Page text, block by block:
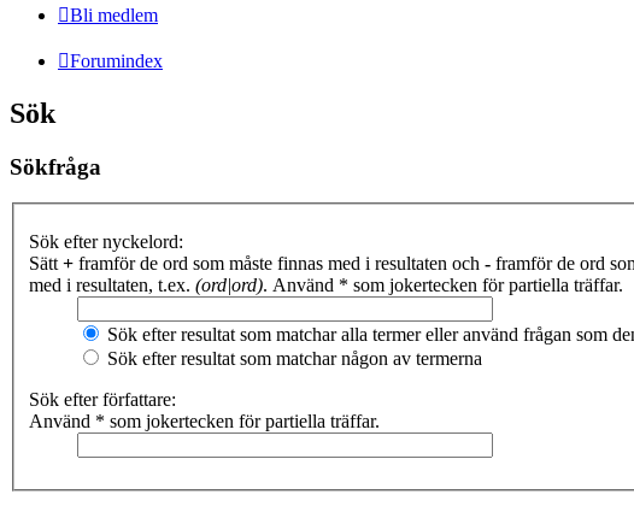
Bli medlem
Forumindex
Sök
Sökfråga
Sök efter nyckelord:
Sätt + framför de ord som måste finnas med i resultaten och - framför de ord
med i resultaten, t.ex. (ord|ord). Använd * som jokertecken för partiella träffar.
Sök efter resultat som matchar alla termer eller använd frågan som
Sök efter resultat som matchar någon av termerna
Sök efter författare:
Använd * som jokertecken för partiella träffar.